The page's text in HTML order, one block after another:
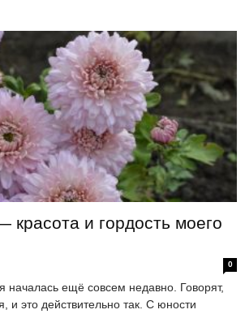
и гордость моего
0
началась ещё совсем недавно. Говорят,
и это действительно так. С юности